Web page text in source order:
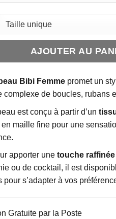
AJOUTER AU
Bibi Femmepromet un
complexe de boucles, rubans
est conçu à partir d’un
maille fine pour une
apporter une touche raffinée
ou de cocktail, il est
pour s’adapter à vos
Gratuite par la Poste